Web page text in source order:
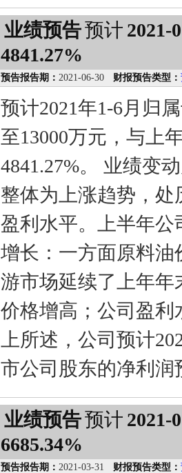
业绩预告预计 2021-
4841.27%
预告报告期： 2021-06-30 财报预告类型：
预计2021年1-6月归
至13000万元，与上
4841.27%。 业绩变
整体为上涨趋势，
盈利水平。上半年
增长：一方面原料
游市场延续了上年
价格增高；公司盈
上所述，公司预计
市公司股东的净利润
业绩预告预计 2021-
6685.34%
预告报告期： 2021-03-31 财报预告类型：